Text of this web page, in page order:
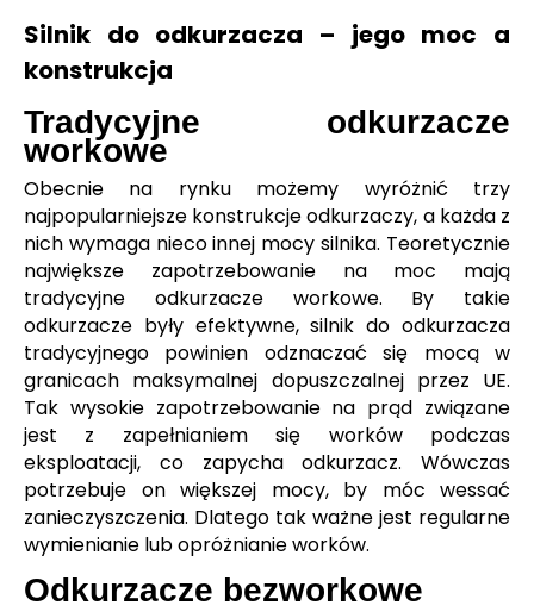
Silnik do odkurzacza – jego moc a
konstrukcja
Tradycyjne odkurzacze
workowe
Obecnie na rynku możemy wyróżnić trzy
najpopularniejsze konstrukcje odkurzaczy, a każda z
nich wymaga nieco innej mocy silnika. Teoretycznie
największe zapotrzebowanie na moc mają
tradycyjne odkurzacze workowe. By takie
odkurzacze były efektywne, silnik do odkurzacza
tradycyjnego powinien odznaczać się mocą w
granicach maksymalnej dopuszczalnej przez UE.
Tak wysokie zapotrzebowanie na prąd związane
jest z zapełnianiem się worków podczas
eksploatacji, co zapycha odkurzacz. Wówczas
potrzebuje on większej mocy, by móc wessać
zanieczyszczenia. Dlatego tak ważne jest regularne
wymienianie lub opróżnianie worków.
Odkurzacze bezworkowe